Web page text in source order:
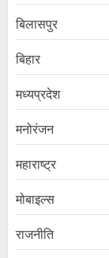
बिलासपुर
बिहार
मध्यप्रदेश
मनोरंजन
महाराष्ट्र
मोबाइल्स
राजनीति